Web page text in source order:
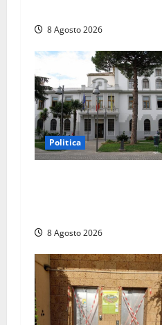
8 Agosto 2026
Politica
8 Agosto 2026